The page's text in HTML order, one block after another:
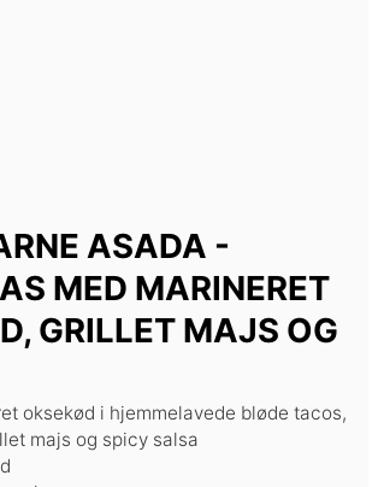
ASADA -
MED MARINERET
GRILLET MAJS OG
oksekød i hjemmelavede bløde tacos,
majs og spicy salsa